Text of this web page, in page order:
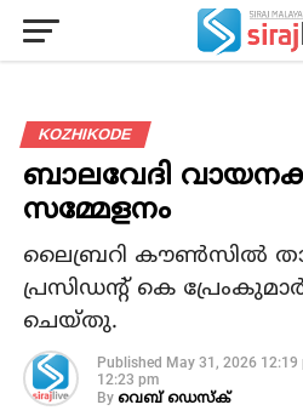
KOZHIKODE
ബാലവേദി
സമ്മേളനം
ലൈബ്രറി കൗണ്‍സില്‍
പ്രസിഡന്റ് കെ
ചെയ്തു.
Published May 31, 2026 12:19
12:23 pm
By വെബ് ഡെസ്‌ക്